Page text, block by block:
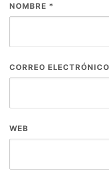
NOMBRE *
CORREO ELECTRÓNICO
WEB